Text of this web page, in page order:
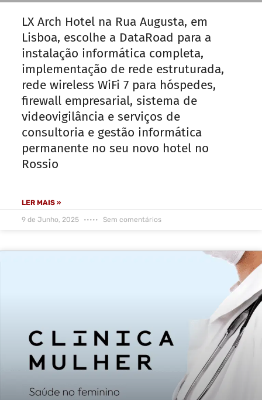
LX Arch Hotel na Rua Augusta, em
Lisboa, escolhe a DataRoad para a
instalação informática completa,
implementação de rede estruturada,
rede wireless WiFi 7 para hóspedes,
firewall empresarial, sistema de
videovigilância e serviços de
consultoria e gestão informática
permanente no seu novo hotel no
Rossio
LER MAIS »
9 de Junho, 2025 Sem comentários